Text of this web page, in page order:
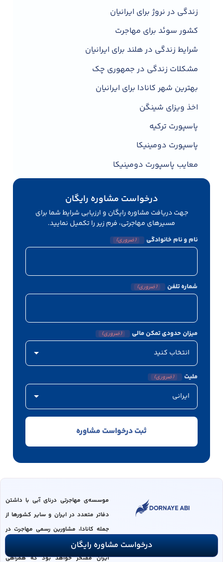
زندگی در نروژ برای ایرانیان
کشور سوئد برای مهاجرت
شرایط زندگی در هلند برای ایرانیان
مشکلات زندگی در جمهوری چک
بهترین شهر کانادا برای ایرانیان
اخذ ویزای شینگن
پاسپورت ترکیه
پاسپورت دومینیکا
معایب پاسپورت دومینیکا
درخواست مشاوره رایگان
جهت دریافت مشاوره رایگان و ارزیابی شرایط شما برای
مسیرهای مهاجرتی، فرم زیر را تکمیل نمایید.
نام و نام خانوادگی (ضروری)
شماره تلفن (ضروری)
میزان حدودی تمکن مالی (ضروری)
ملیت (ضروری)
موسسه‌ی مهاجرتی درنای آبی با داشتن
دفاتر متعدد در ایران و سایر کشور‌ها از
جمله کانادا، مشاورین رسمی مهاجرت در
ایران مفتخر خواهد بود که همراهی
درخواست مشاوره رایگان